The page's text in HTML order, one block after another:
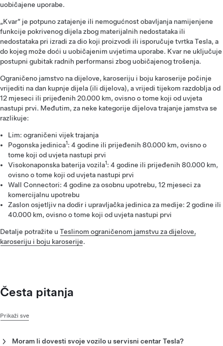
uobičajene uporabe.
„Kvar” je potpuno zatajenje ili nemogućnost obavljanja namijenjene
funkcije pokrivenog dijela zbog materijalnih nedostataka ili
nedostataka pri izradi za dio koji proizvodi ili isporučuje tvrtka Tesla, a
do kojeg može doći u uobičajenim uvjetima uporabe. Kvar ne uključuje
postupni gubitak radnih performansi zbog uobičajenog trošenja.
Ograničeno jamstvo na dijelove, karoseriju i boju karoserije počinje
vrijediti na dan kupnje dijela (ili dijelova), a vrijedi tijekom razdoblja od
12 mjeseci ili prijeđenih 20.000 km, ovisno o tome koji od uvjeta
nastupi prvi. Međutim, za neke kategorije dijelova trajanje jamstva se
razlikuje:
Lim: ograničeni vijek trajanja
Pogonska jedinica1: 4 godine ili prijeđenih 80.000 km, ovisno o
tome koji od uvjeta nastupi prvi
Visokonaponska baterija vozila1: 4 godine ili prijeđenih 80.000 km,
ovisno o tome koji od uvjeta nastupi prvi
Wall Connectori: 4 godine za osobnu upotrebu, 12 mjeseci za
komercijalnu upotrebu
Zaslon osjetljiv na dodir i upravljačka jedinica za medije: 2 godine ili
40.000 km, ovisno o tome koji od uvjeta nastupi prvi
Detalje potražite u Teslinom ograničenom jamstvu za dijelove,
karoseriju i boju karoserije.
Česta pitanja
Prikaži sve
Moram li dovesti svoje vozilo u servisni centar Tesla?